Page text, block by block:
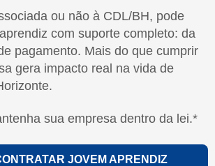
ou não à CDL/BH, pode
com suporte completo: da
pagamento. Mais do que cumprir
gera impacto real na vida de
sua empresa dentro da lei.*
JOVEM APRENDIZ